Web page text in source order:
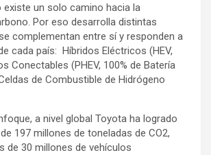
existe un solo camino hacia la
Por eso desarrolla distintas
complementan entre sí y responden a
cada país: Híbridos Eléctricos (HEV,
Conectables (PHEV, 100% de Batería
de Combustible de Hidrógeno
a nivel global Toyota ha logrado
197 millones de toneladas de CO2,
de 30 millones de vehículos